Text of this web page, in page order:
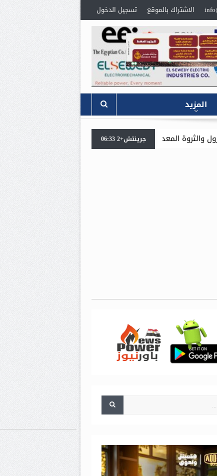
الاشتراك بالموقع تسجيل الدخول
المزيد
يبحثان جهود تحقيق أمن الطاقة ضمن خطة التنمية الاقتصادية
جرينتش+2 06:33